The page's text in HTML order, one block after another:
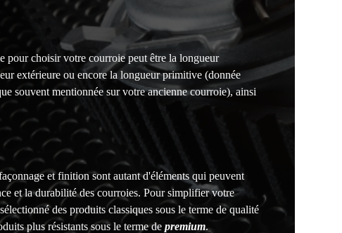
pour choisir votre courroie peut être la longueur
extérieure ou encore la longueur primitive (donnée
souvent mentionnée sur votre ancienne courroie), ainsi
et finition sont autant d'éléments qui peuvent
et la durabilité des courroies. Pour simplifier votre
des produits classiques sous le terme de qualité
plus résistants sous le terme de premium.